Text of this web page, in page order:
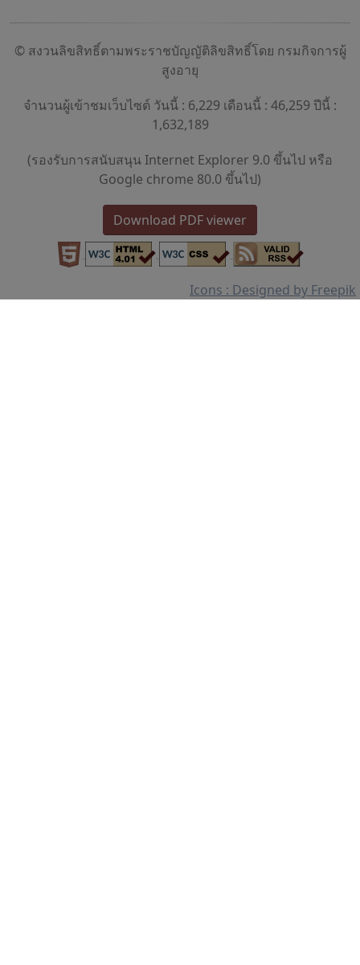
© สงวนลิขสิทธิ์ตามพระราชบัญญัติลิขสิทธิ์โดย กรมกิจการผู้
สูงอายุ
จำนวนผู้เข้าชมเว็บไซต์ วันนี้ : 6,229 เดือนนี้ : 46,259 ปีนี้ :
1,632,189
(รองรับการสนับสนุน Internet Explorer 9.0 ขึ้นไป หรือ
Google chrome 80.0 ขึ้นไป)
Download PDF viewer
Icons : Designed by Freepik